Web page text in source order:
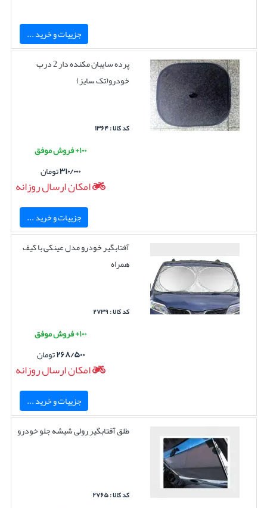
جزییات و خرید ...
پرده سایبان مکنده دار 2 درب
خودرو(تک سایز)
کد کالا : ۱۳۶۴
۱۰۰+ فروش موفق
۳۱۰/۰۰۰تومان
امکان ارسال روزانه
جزییات و خرید ...
آفتابگیر خودرو مدل عینکی با کیف
همراه
کد کالا : ۲۷۳۹
۱۰۰+ فروش موفق
۲۶۸/۵۰۰تومان
امکان ارسال روزانه
جزییات و خرید ...
طلق آفتابگیر رولی شیشه جلو خودرو
کد کالا : ۲۷۶۵